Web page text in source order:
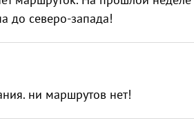
до северо-запада!
ни маршрутов нет!